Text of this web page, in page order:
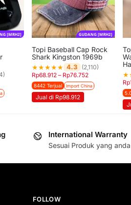
[MRH2] GUDANG [MRH2]
Topi Baseball Cap Rock
Shark Kingston 1969b
★★★★★ 4.3
(2,110)
Rp68.912 – Rp76.752
8442 Terjual Import China
Jual di Rp98.912
★
Rp
International Warranty
Sesuai Produk yang
FOLLOW